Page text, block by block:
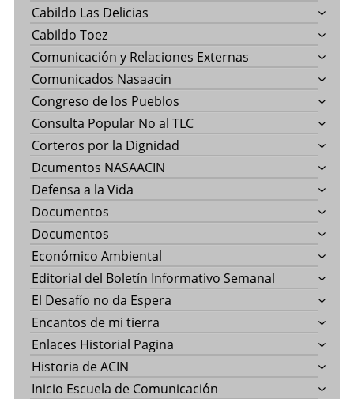
Cabildo Las Delicias
Cabildo Toez
Comunicación y Relaciones Externas
Comunicados Nasaacin
Congreso de los Pueblos
Consulta Popular No al TLC
Corteros por la Dignidad
Dcumentos NASAACIN
Defensa a la Vida
Documentos
Documentos
Económico Ambiental
Editorial del Boletín Informativo Semanal
El Desafío no da Espera
Encantos de mi tierra
Enlaces Historial Pagina
Historia de ACIN
Inicio Escuela de Comunicación